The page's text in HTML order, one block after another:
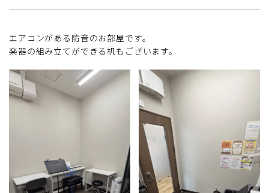
エアコンがある防音のお部屋です。
楽器の組み立てができる机もございます。